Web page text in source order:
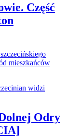
Część
mieszkańców
Odry